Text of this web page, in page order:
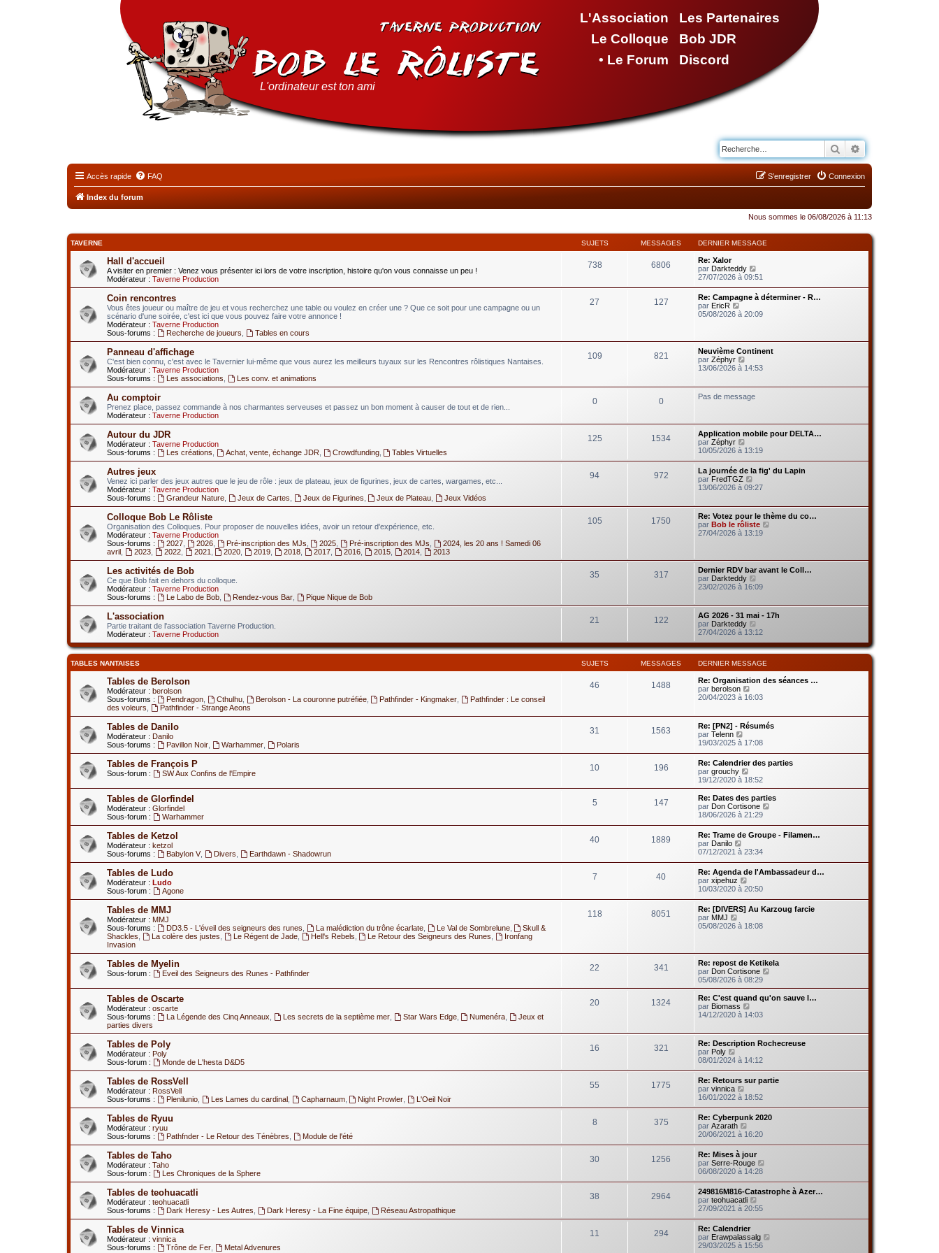
L'Association
Le Colloque
• Le Forum
Les Partenaires
Bob JDR
Discord
L'ordinateur est ton ami
Rechercher
Accès rapide FAQ Connexion
S’enregistrer
Index du forum
Nous sommes le 06/08/2026 à 11:13
TAVERNE SUJETS MESSAGES DERNIER MESSAGE
Hall d'accueil
A visiter en premier : Venez vous présenter ici lors de votre inscription, histoire qu'on vous connaisse un peu !
Modérateur : Taverne Production
738 6806
Re: Xalor
par Darkteddy
o
r
l
e
d
n
i
r
e
e
27/07/2026 à 09:51
Coin rencontres
Vous êtes joueur ou maître de jeu et vous recherchez une table ou voulez en créer une ? Que ce soit pour une campagne ou un
scénario d'une soirée, c'est ici que vous pouvez faire votre annonce !
Modérateur : Taverne Production
Sous-forums :
Recherche de joueurs Tables en cours
27 127
Re: Campagne à déterminer - R…
par EricR
o
e
d
e
r
i
e
e
s
s
a
g
e
05/08/2026 à 20:09
Panneau d'affichage
C'est bien connu, c'est avec le Tavernier lui-même que vous aurez les meilleurs tuyaux sur les Rencontres rôlistiques Nantaises.
Modérateur : Taverne Production
Sous-forums :
Les associations Les conv. et animations
109 821
Neuvième Continent
par Zéphyr
o
e
r
n
e
r
m
e
s
s
g
e
13/06/2026 à 14:53
Au comptoir
Prenez place, passez commande à nos charmantes serveuses et passez un bon moment à causer de tout et de rien...
Modérateur : Taverne Production
0 0 Pas de message
Autour du JDR
Modérateur : Taverne Production
Sous-forums :
Les créations Achat, vente, échange JDR, Crowdfunding, Tables Virtuelles
125 1534
Application mobile pour DELTA…
par Zéphyr
o
l
e
d
r
n
i
e
e
s
s
a
g
10/05/2026 à 13:19
Autres jeux
Venez ici parler des jeux autres que le jeu de rôle : jeux de plateau, jeux de figurines, jeux de cartes, wargames, etc...
Modérateur : Taverne Production
Sous-forums :
Grandeur Nature, Jeux de Cartes Jeux de Figurines Jeux de Plateau Jeux Vidéos
94 972
La journée de la fig' du Lapin
par FredTGZ
o
l
e
d
e
i
e
r
m
s
s
a
g
e
13/06/2026 à 09:27
Colloque Bob Le Rôliste
Organisation des Colloques. Pour proposer de nouvelles idées, avoir un retour d'expérience, etc.
Modérateur : Taverne Production
Sous-forums :
2027, 2026, Pré-inscription des MJs 2025 Pré-inscription des MJs
2024, les 20 ans ! Samedi 06
avril
2023, 2022, 2021 2020 2019 2018 2017, 2016, 2015, 2014 2013
105 1750
Re: Votez pour le thème du co…
par Bob le rôliste
d
i
e
e
s
e
27/04/2026 à 13:19
Les activités de Bob
Ce que Bob fait en dehors du colloque.
Modérateur : Taverne Production
Sous-forums :
Le Labo de Bob, Rendez-vous Bar, Pique Nique de Bob
35 317
Dernier RDV bar avant le Coll…
par Darkteddy
o
l
e
d
e
r
n
i
e
r
e
g
23/02/2026 à 16:09
L'association
Partie traitant de l'association Taverne Production.
Modérateur : Taverne Production
21 122
AG 2026 - 31 mai - 17h
par Darkteddy
o
r
l
e
d
e
n
e
r
e
a
e
27/04/2026 à 13:12
TABLES NANTAISES SUJETS MESSAGES DERNIER MESSAGE
Tables de Berolson
Modérateur : berolson
Sous-forums :
Pendragon, Cthulhu, Berolson - La couronne putréfiée, Pathfinder - Kingmaker
Pathfinder : Le conseil
des voleurs
Pathfinder - Strange Aeons
46 1488
Re: Organisation des séances …
par berolson
o
e
d
e
r
n
e
r
m
e
s
a
g
e
20/04/2023 à 16:03
Tables de Danilo
Modérateur : Danilo
Sous-forums :
Pavillon Noir, Warhammer, Polaris
31 1563
Re: [PN2] - Résumés
par Telenn
o
l
e
d
r
n
i
e
r
e
s
a
g
e
19/03/2025 à 17:08
Tables de François P
Sous-forum : SW Aux Confins de l'Empire
10 196
Re: Calendrier des parties
par grouchy
o
i
r
l
e
r
i
e
r
e
s
a
g
e
19/12/2020 à 18:52
Tables de Glorfindel
Modérateur : Glorfindel
Sous-forum :
Warhammer
5 147
Re: Dates des parties
par Don Cortisone
l
e
r
e
r
m
g
e
18/06/2026 à 21:29
Tables de Ketzol
Modérateur : ketzol
Sous-forums :
Babylon V, Divers Earthdawn - Shadowrun
40 1889
Re: Trame de Groupe - Filamen…
par Danilo
o
l
e
d
e
r
m
e
s
s
a
e
07/12/2021 à 23:34
Tables de Ludo
Modérateur : Ludo
Sous-forum :
Agone
7 40
Re: Agenda de l'Ambassadeur d…
par xipehuz
o
r
l
e
d
n
e
r
m
e
s
s
10/03/2020 à 20:50
Tables de MMJ
Modérateur : MMJ
Sous-forums :
DD3.5 - L'éveil des seigneurs des runes La malédiction du trône écarlate, Le Val de Sombrelune,
Skull &
Shackles
La colère des justes Le Régent de Jade, Hell's Rebels Le Retour des Seigneurs des Runes
Ironfang
Invasion
118 8051
Re: [DIVERS] Au Karzoug farcie
par MMJ
o
e
d
e
r
n
i
e
r
e
s
a
05/08/2026 à 18:08
Tables de Myelin
Sous-forum : Eveil des Seigneurs des Runes - Pathfinder
22 341
Re: repost de Ketikela
par Don Cortisone
i
r
r
n
r
m
a
g
05/08/2026 à 08:29
Tables de Oscarte
Modérateur : oscarte
Sous-forums :
La Légende des Cinq Anneaux Les secrets de la septième mer, Star Wars Edge, Numenéra
Jeux et
parties divers
20 1324
Re: C'est quand qu'on sauve l…
par Biomass
o
e
d
e
r
n
e
r
m
e
s
s
a
g
e
14/12/2020 à 14:03
Tables de Poly
Modérateur : Poly
Sous-forum :
Monde de L'hesta D&D5
16 321
Re: Description Rochecreuse
par Poly
o
l
e
d
e
r
n
e
r
m
e
s
s
a
g
e
08/01/2024 à 14:12
Tables de RossVell
Modérateur : RossVell
Sous-forums :
Plenilunio, Les Lames du cardinal, Capharnaum, Night Prowler L'Oeil Noir
55 1775
Re: Retours sur partie
par vinnica
o
l
e
d
e
r
n
i
e
r
m
e
s
s
a
g
e
16/01/2022 à 18:52
Tables de Ryuu
Modérateur : ryuu
Sous-forums :
Pathfnder - Le Retour des Ténèbres Module de l'été
8 375
Re: Cyberpunk 2020
par Azarath
o
l
e
d
e
r
n
i
e
r
m
e
s
20/06/2021 à 16:20
Tables de Taho
Modérateur : Taho
Sous-forum :
Les Chroniques de la Sphere
30 1256
Re: Mises à jour
par Serre-Rouge
l
e
n
06/08/2020 à 14:28
Tables de teohuacatli
Modérateur : teohuacatli
Sous-forums :
Dark Heresy - Les Autres Dark Heresy - La Fine équipe, Réseau Astropathique
38 2964
249816M816-Catastrophe à Azer…
par teohuacatli
o
e
d
27/09/2021 à 20:55
Tables de Vinnica
Modérateur : vinnica
Sous-forums :
Trône de Fer, Metal Advenures
11 294
Re: Calendrier
par Erawpalassalg
29/03/2025 à 15:56